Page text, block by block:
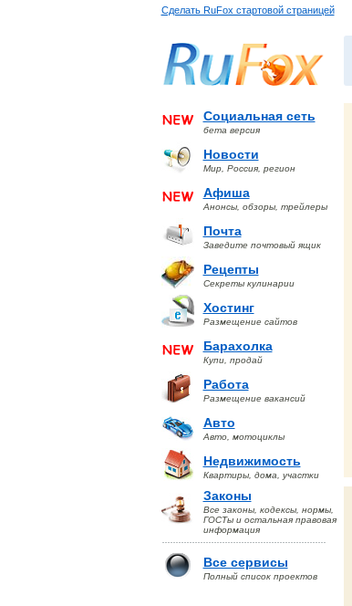
Сделать RuFox стартовой страницей
Социальная сеть
бета версия
Новости
Мир, Россия, регион
Афиша
Анонсы, обзоры, трейлеры
Почта
Заведите почтовый ящик
Рецепты
Секреты кулинарии
Хостинг
Размещение сайтов
Барахолка
Купи, продай
Работа
Размещение вакансий
Авто
Авто, мотоциклы
Недвижимость
Квартиры, дома, участки
Законы
Все законы, кодексы, нормы,
ГОСТы и остальная правовая
информация
Все сервисы
Полный список проектов